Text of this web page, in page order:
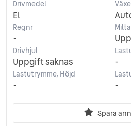
Drivmedel
El
Regnr
-
Drivhjul
Uppgift saknas -
Lastutrymme, Höjd
- -
Spara